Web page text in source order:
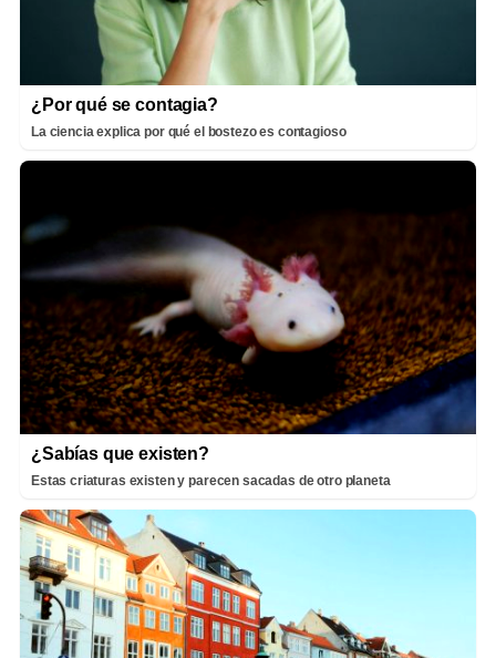
¿Por qué se contagia?
La ciencia explica por qué el bostezo es contagioso
¿Sabías que existen?
Estas criaturas existen y parecen sacadas de otro planeta